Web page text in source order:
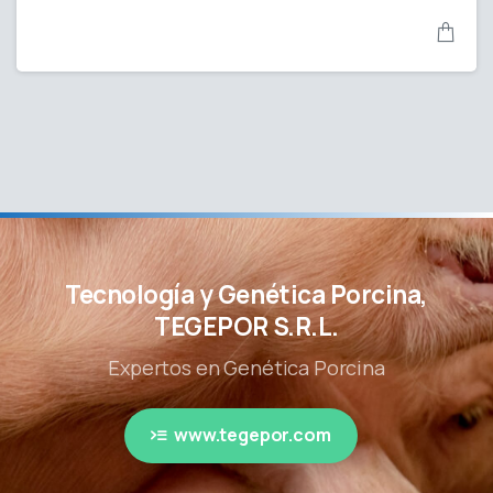
Tecnología y Genética Porcina,
TEGEPOR S.R.L.
Expertos en Genética Porcina
www.tegepor.com